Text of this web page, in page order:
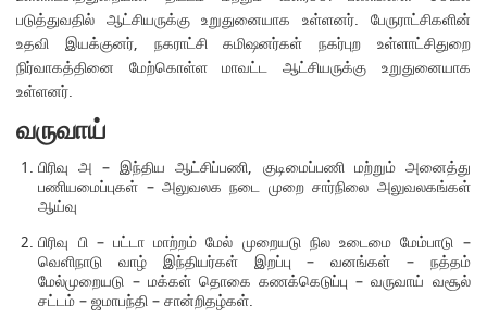
படுத்துவதில் ஆட்சியருக்கு உறுதுனையாக உள்ளனர். பேருராட்சிகளின்
உதவி இயக்குனர், நகராட்சி கமிஷனர்கள் நகர்புற உள்ளாட்சிதுறை
நிர்வாகத்தினை மேற்கொள்ள மாவட்ட ஆட்சியருக்கு உறுதுனையாக
உள்ளனர்.
வருவாய்
பிரிவு அ – இந்திய ஆட்சிப்பணி, குடிமைப்பணி மற்றும் அனைத்து
பணியமைப்புகள் – அலுவலக நடை முறை சார்நிலை அலுவலகங்கள்
ஆய்வு
பிரிவு பி – பட்டா மாற்றம் மேல் முறையடு நில உடைமை மேம்பாடு –
வெளிநாடு வாழ் இந்தியர்கள் இறப்பு – வனங்கள் – நத்தம்
மேல்முறையடு – மக்கள் தொகை கணக்கெடுப்பு – வருவாய் வசூல்
சட்டம் – ஜமாபந்தி – சான்றிதழ்கள்.